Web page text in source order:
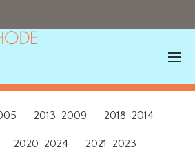
2013-2009 2018-2014
2020-2024 2021-2023